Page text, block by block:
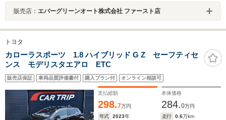
販売店： エバーグリーンオート株式会社 ファースト店
トヨタ
カローラスポーツ 1.8 ハイブリッド G Z セーフティセ
ンス モデリスタエアロ ETC
販売店保証 車両品質評価書付 購入プラン付 オンライン相談可
支払総額
298.7万円
本体価格
284.0万円
年式
2023年 走行 0.6万km